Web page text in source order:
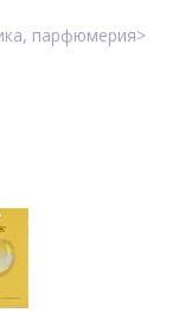
парфюмерия